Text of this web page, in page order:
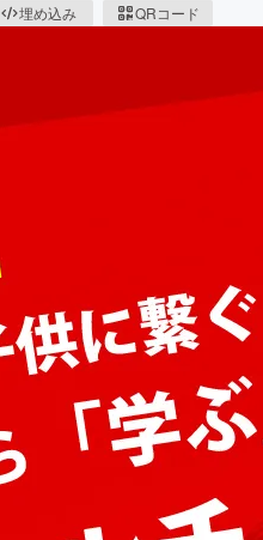
埋め込み QRコード